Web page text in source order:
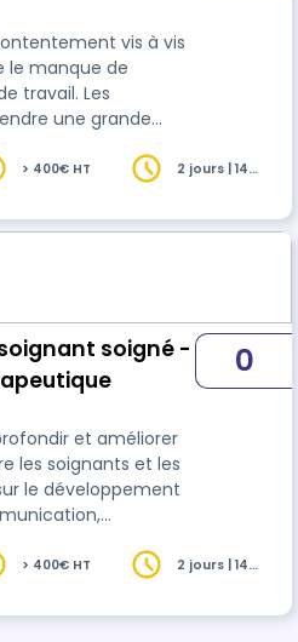
à forte charge
vis à vis
de
travail. Les
une grande
Cette formation
pertinents
> 400€ HT
2 jours | 14
soigné -
et améliorer
les soignants et les
des patients. Les
gérer les
0
> 400€ HT
2 jours | 14